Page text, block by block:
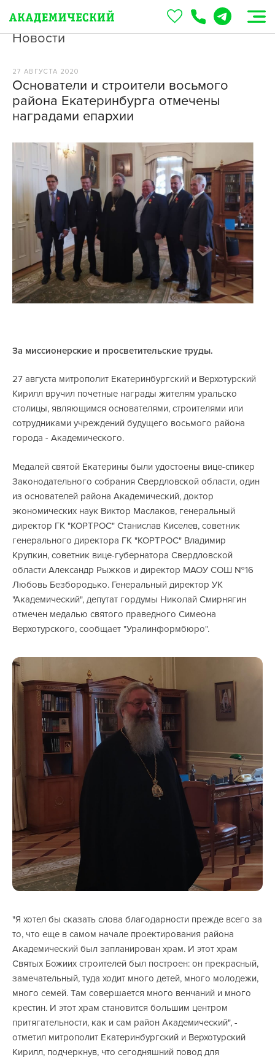
Новости
27 АВГУСТА 2020
Основатели и строители восьмого
района Екатеринбурга отмечены
наградами епархии
За миссионерские и просветительские труды.
27 августа митрополит Екатеринбургский и Верхотурский
Кирилл вручил почетные награды жителям уральско
столицы, являющимся основателями, строителями или
сотрудниками учреждений будущего восьмого района
города - Академического.
Медалей святой Екатерины были удостоены вице-спикер
Законодательного собрания Свердловской области, один
из основателей района Академический, доктор
экономических наук Виктор Маслаков, генеральный
директор ГК "КОРТРОС" Станислав Киселев, советник
генерального директора ГК "КОРТРОС" Владимир
Крупкин, советник вице-губернатора Свердловской
области Александр Рыжков и директор МАОУ СОШ №16
Любовь Безбородько. Генеральный директор УК
"Академический", депутат гордумы Николай Смирнягин
отмечен медалью святого праведного Симеона
Верхотурского, сообщает "Уралинформбюро".
"Я хотел бы сказать слова благодарности прежде всего за
то, что еще в самом начале проектирования района
Академический был запланирован храм. И этот храм
Святых Божиих строителей был построен: он прекрасный,
замечательный, туда ходит много детей, много молодежи,
много семей. Там совершается много венчаний и много
крестин. И этот храм становится большим центром
притягательности, как и сам район Академический", -
отметил митрополит Екатеринбургский и Верхотурский
Кирилл, подчеркнув, что сегодняшний повод для